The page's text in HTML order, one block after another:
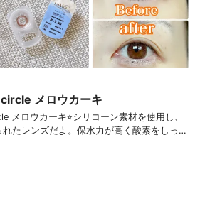
メロウカーキ
メロウカーキ⭐︎シリコーン素材を使用し、
たレンズだよ。保水力が高く酸素をしっ…